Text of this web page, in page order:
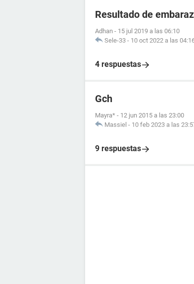
Resultado de
Adhan - 15 jul 2019 a las 06:10
Sele-33 - 10 oct 2022 a las
4 respuestas
Gch
Mayra* - 12 jun 2015 a las 23:00
Massiel - 10 feb 2023 a las
9 respuestas